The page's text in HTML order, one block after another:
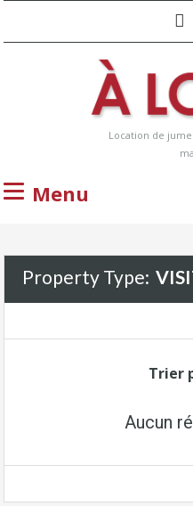
Location de
Menu
Property Type:
Trier
Aucun